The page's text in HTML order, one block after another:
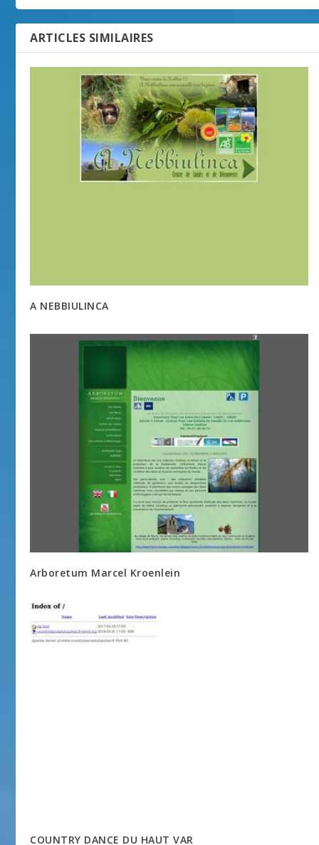
ARTICLES SIMILAIRES
A NEBBIULINCA
Arboretum Marcel Kroenlein
COUNTRY DANCE DU HAUT VAR